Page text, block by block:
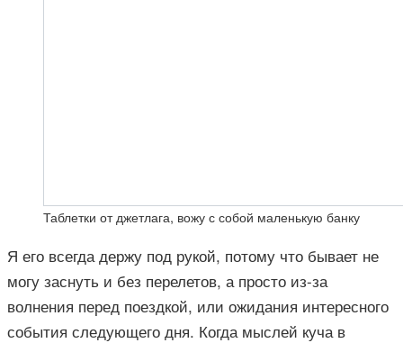
Таблетки от джетлага, вожу с собой маленькую банку
Я его всегда держу под рукой, потому что бывает не
могу заснуть и без перелетов, а просто из-за
волнения перед поездкой, или ожидания интересного
события следующего дня. Когда мыслей куча в